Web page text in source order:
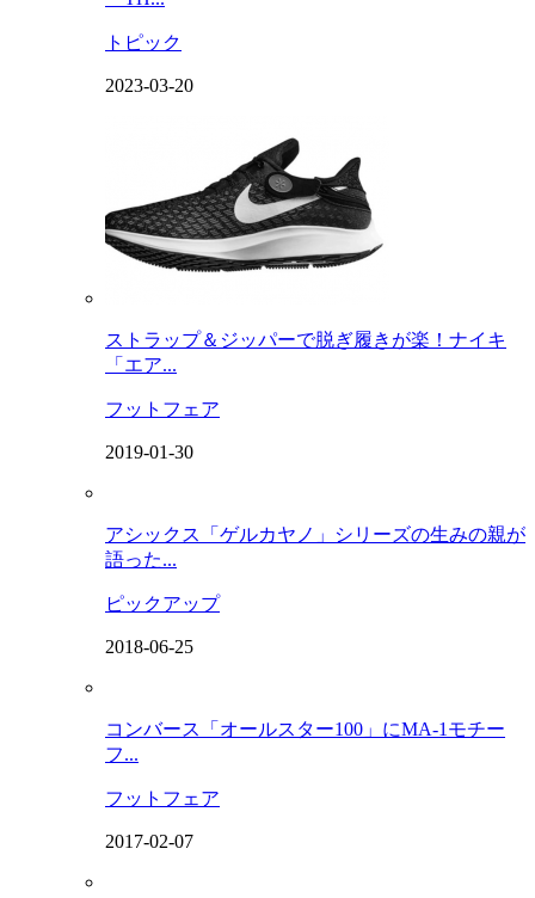
トピック
2023-03-20
ストラップ＆ジッパーで脱ぎ履きが楽！ナイキ
「エア...
フットフェア
2019-01-30
アシックス「ゲルカヤノ」シリーズの生みの親が
語った...
ピックアップ
2018-06-25
コンバース「オールスター100」にMA-1モチー
フ...
フットフェア
2017-02-07